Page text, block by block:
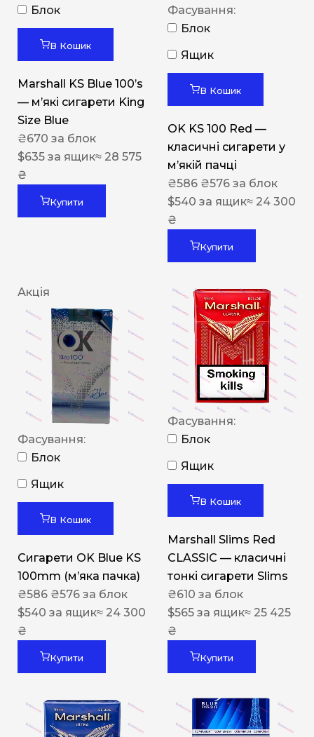
Блок
В Кошик
Marshall KS Blue 100’s
— м’які сигарети King
Size Blue
₴670 за блок
$635 за ящик≈ 28 575
₴
Купити
Фасування:
Блок
Ящик
В Кошик
OK KS 100 Red —
класичні сигарети у
м’якій пачці
₴586 ₴576 за блок
$540 за ящик≈ 24 300
₴
Купити
Акція
Фасування:
Блок
Ящик
В Кошик
Сигарети OK Blue KS
100mm (м’яка пачка)
₴586 ₴576 за блок
$540 за ящик≈ 24 300
₴
Купити
Фасування:
Блок
Ящик
В Кошик
Marshall Slims Red
CLASSIC — класичні
тонкі сигарети Slims
₴610 за блок
$565 за ящик≈ 25 425
₴
Купити